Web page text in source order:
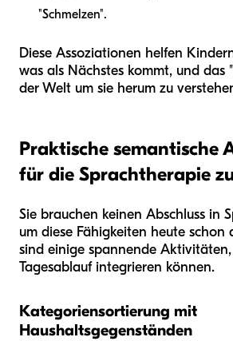
"Schmelzen".
Diese Assoziationen helfen
was als Nächstes kommt, und das
der Welt um sie herum zu
Praktische semantische
für die Sprachtherapie
Sie brauchen keinen Abschluss in
um diese Fähigkeiten heute schon
sind einige spannende
Tagesablauf integrieren können.
Kategoriensortierung mit
Haushaltsgegenständen